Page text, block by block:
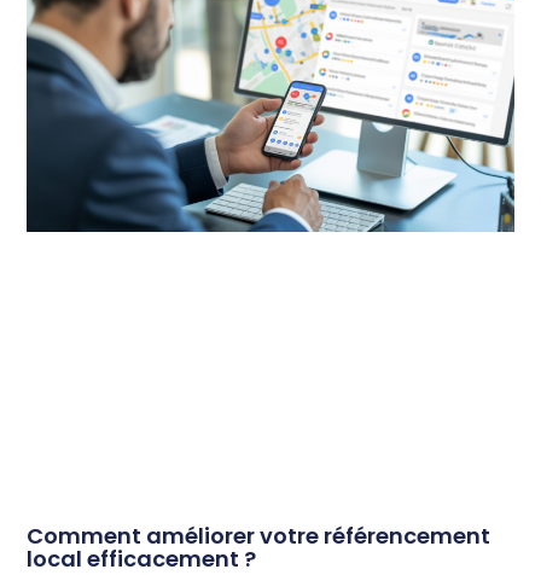
Comment améliorer votre référencement
local efficacement ?